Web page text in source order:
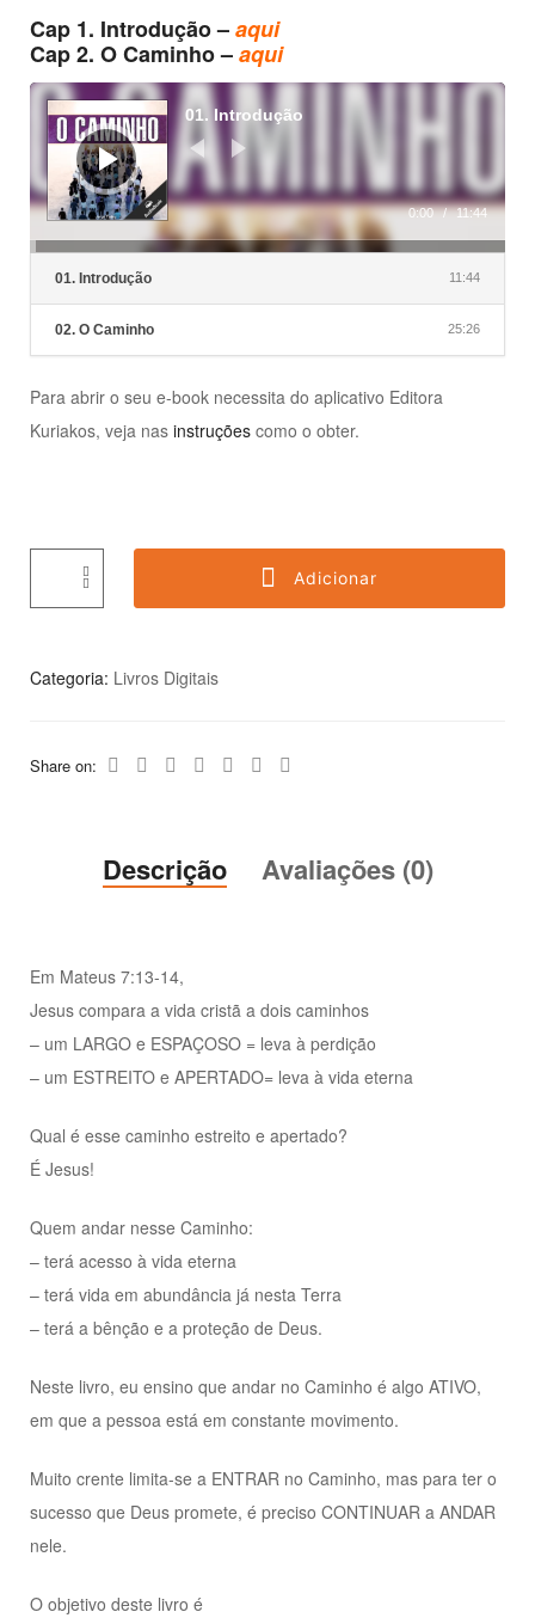
Cap 1. Introdução –aqui
Cap 2. O Caminho –aqui
Reprodutor
áudio
01. Introdução
0:00 / 11:44
01. Introdução 11:44
02. O Caminho 25:26
Para abrir o seu e-book necessita do aplicativo Editora
Kuriakos, veja nas instruções como o obter.
Adicionar
Categoria: Livros Digitais
Share on:
Descrição Avaliações (0)
Em Mateus 7:13-14,
Jesus compara a vida cristã a dois caminhos
– um LARGO e ESPAÇOSO = leva à perdição
– um ESTREITO e APERTADO= leva à vida eterna
Qual é esse caminho estreito e apertado?
É Jesus!
Quem andar nesse Caminho:
– terá acesso à vida eterna
– terá vida em abundância já nesta Terra
– terá a bênção e a proteção de Deus.
Neste livro, eu ensino que andar no Caminho é algo ATIVO,
em que a pessoa está em constante movimento.
Muito crente limita-se a ENTRAR no Caminho, mas para ter o
sucesso que Deus promete, é preciso CONTINUAR a ANDAR
nele.
O objetivo deste livro é